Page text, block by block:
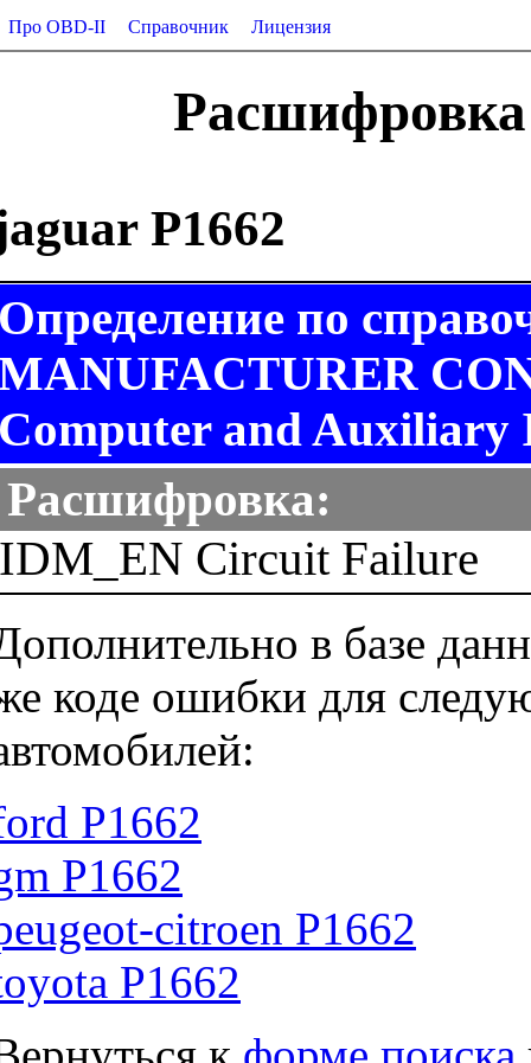
Про OBD-II Справочник Лицензия
Расшифровка
P1662
по
and Auxiliary
Расшифровка:
IDM_EN Circuit Failure
в базе
коде ошибки для
P1662
P1662
citroen P1662
P1662